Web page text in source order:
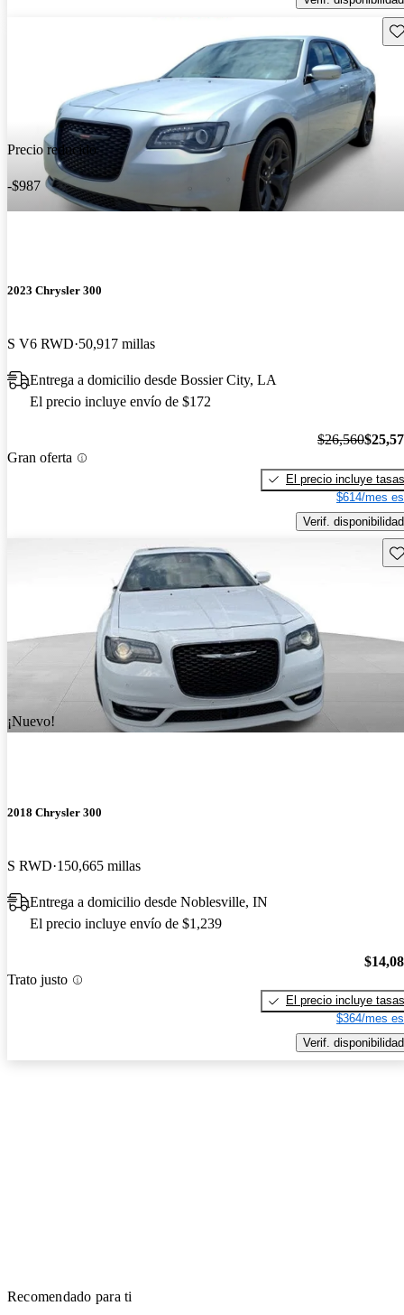
Precio reducido
-$987
2023 Chrysler 300
S V6 RWD 50,917 millas
Entrega a domicilio desde Bossier City, LA
El precio incluye envío de $172
Gran oferta
$26,560
El precio incluye tasas
$614/mes
Verif. disponibilidad
¡Nuevo!
2018 Chrysler 300
S RWD 150,665 millas
Entrega a domicilio desde Noblesville, IN
El precio incluye envío de $1,239
Trato justo
El precio incluye tasas
$364/mes
Verif. disponibilidad
Recomendado para ti